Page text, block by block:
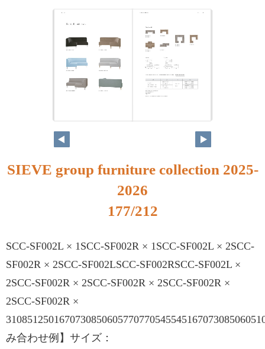
SIEVE group furniture collection 2025-
2026
177/212
SCC-SF002L × 1SCC-SF002R × 1SCC-SF002L × 2SCC-
SF002R × 2SCC-SF002LSCC-SF002RSCC-SF002L ×
2SCC-SF002R × 2SCC-SF002R × 2SCC-SF002R ×
2SCC-SF002R ×
み合わせ例】サイズ：